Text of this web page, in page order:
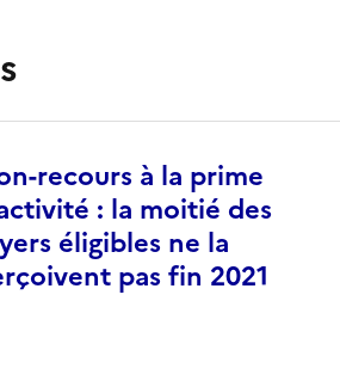
recours à la prime
: la moitié des
éligibles ne la
pas fin 2021